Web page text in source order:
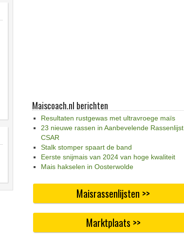
Maiscoach.nl berichten
Resultaten rustgewas met ultravroege maïs
23 nieuwe rassen in Aanbevelende Rassenlijst
CSAR
Stalk stomper spaart de band
Eerste snijmais van 2024 van hoge kwaliteit
Mais hakselen in Oosterwolde
Maisrassenlijsten >>
Marktplaats >>